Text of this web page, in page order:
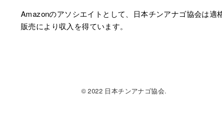
Amazonのアソシエイトとして、日本チンアナゴ協会は適
販売により収入を得ています。
© 2022 日本チンアナゴ協会.